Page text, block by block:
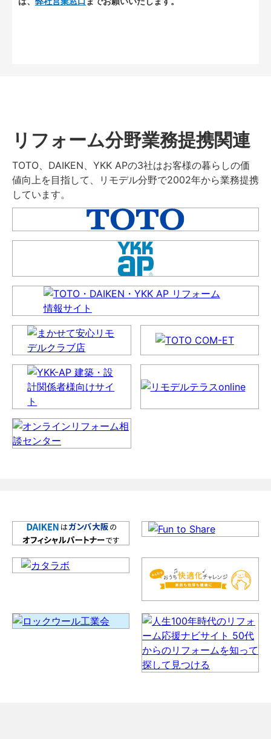
リフォーム分野業務提携関連
TOTO、DAIKEN、YKK APの3社はお客様の暮らしの価
値向上を目指して、リモデル分野で2002年から業務提携
しています。